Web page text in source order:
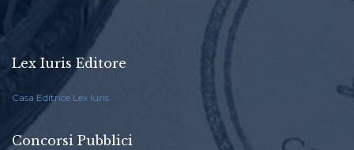
Lex Iuris Editore
Casa Editrice Lex Iuris
Concorsi Pubblici